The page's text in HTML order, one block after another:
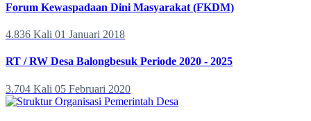
Forum Kewaspadaan Dini Masyarakat (FKDM)
4.836 Kali 01 Januari 2018
RT / RW Desa Balongbesuk Periode 2020 - 2025
3.704 Kali 05 Februari 2020